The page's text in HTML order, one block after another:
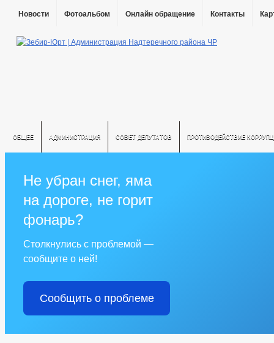
Новости Фотоальбом Онлайн обращение Контакты
ОБЩЕЕ АДМИНИСТРАЦИЯ СОВЕТ ДЕПУТАТОВ ПРОТИВОДЕЙСТВИЕ
Не убран снег, яма
на дороге, не горит
фонарь?
Столкнулись с проблемой —
сообщите о ней!
Сообщить о проблеме